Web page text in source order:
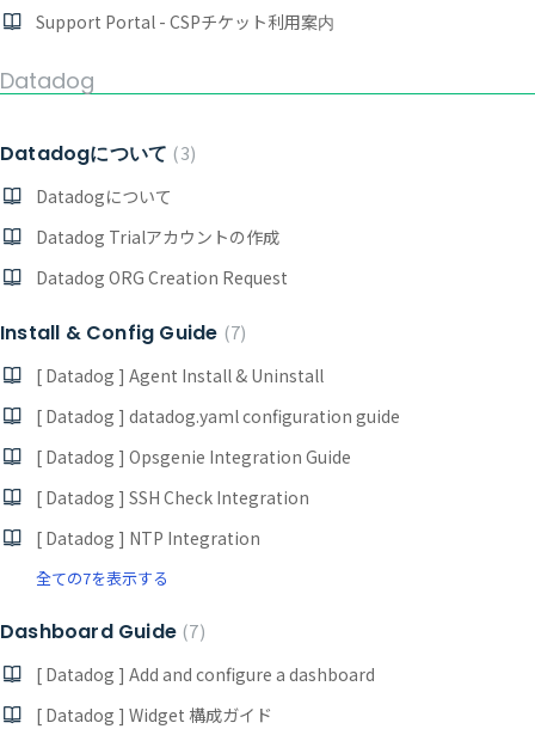
Support Portal - CSPチケット利用案内
Datadog
Datadogについて
3
Datadogについて
Datadog Trialアカウントの作成
Datadog ORG Creation Request
Install & Config Guide 7
[ Datadog ] Agent Install & Uninstall
[ Datadog ] datadog.yaml configuration guide
[ Datadog ] Opsgenie Integration Guide
[ Datadog ] SSH Check Integration
[ Datadog ] NTP Integration
全ての7を表示する
Dashboard Guide 7
[ Datadog ] Add and configure a dashboard
[ Datadog ] Widget 構成ガイド